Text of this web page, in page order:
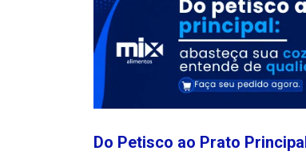
Do Petisco ao Prato